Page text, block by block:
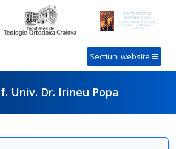
Sectiuni website
Univ. Dr. Irineu Popa